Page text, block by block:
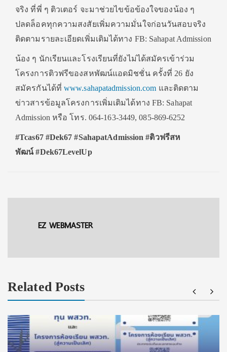
จริง ที่พี่ ๆ ติวเตอร์ จะมาช่วยไขข้อข้องใจของน้อง ๆ
ปลดล็อคทุกความสงสัยเพิ่มความมั่นใจก่อนวันสอบจริง
ติดตามรายละเอียดเพิ่มเติมได้ทาง FB: Sahapat Admission
น้อง ๆ นักเรียนและโรงเรียนที่ยังไม่ได้สมัครเข้าร่วม
โครงการติวฟรีของสหพัฒน์แอดมิชชั่น ครั้งที่ 26 ยัง
สมัครกันได้ที่ www.sahapatadmission.com และติดตาม
ข่าวสารข้อมูลโครงการเพิ่มเติมได้ทาง FB: Sahapat
Admission หรือ โทร. 064-163-3449, 085-869-6252
#Tcas67 #Dek67 #SahapatAdmission #ติวฟรีสห
พัฒน์ #Dek67LevelUp
EZ WEBMASTER
Related Posts